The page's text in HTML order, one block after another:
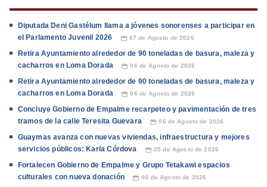
Diputada Deni Gastélum llama a jóvenes sonorenses a participar en
el Parlamento Juvenil 2026
📅 07 de Agosto de 2026
Retira Ayuntamiento alrededor de 90 toneladas de basura, maleza y
cacharros en Loma Dorada
📅 06 de Agosto de 2026
Retira Ayuntamiento alrededor de 90 toneladas de basura, maleza y
cacharros en Loma Dorada
📅 06 de Agosto de 2026
Concluye Gobierno de Empalme recarpeteo y pavimentación de tres
tramos de la calle Teresita Guevara
📅 06 de Agosto de 2026
Guaymas avanza con nuevas viviendas, infraestructura y mejores
servicios públicos: Karla Córdova
📅 05 de Agosto de 2026
Fortalecen Gobierno de Empalme y Grupo Tetakawi espacios
culturales con nueva donación
📅 04 de Agosto de 2026